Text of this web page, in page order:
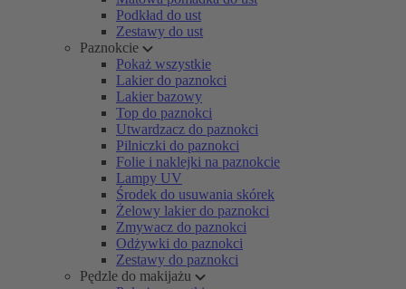
Podkład do ust
Zestawy do ust
Paznokcie
Pokaż wszystkie
Lakier do paznokci
Lakier bazowy
Top do paznokci
Utwardzacz do paznokci
Pilniczki do paznokci
Folie i naklejki na paznokcie
Lampy UV
Środek do usuwania skórek
Żelowy lakier do paznokci
Zmywacz do paznokci
Odżywki do paznokci
Zestawy do paznokci
Pędzle do makijażu